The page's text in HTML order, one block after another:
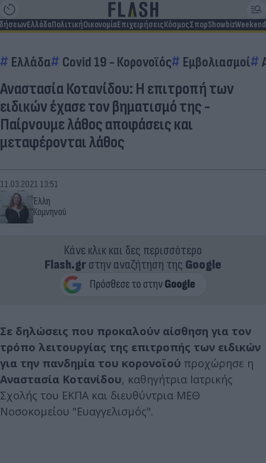
ΕλλάδαΠολιτικήΟικονομίαΕπιχειρήσειςΚόσμοςΣπορShowbizWeekend
Ελλάδα Covid 19 - Κορονοϊός Εμβολιασμοί
Αναστασία Κοτανίδου: Η επιτροπή των
ειδικών έχασε τον βηματισμό της -
Παίρνουμε λάθος αποφάσεις και
μεταφέρονται λάθος
Έλλη
Κομνηνού
11.03.2021 13:51
Κάνε κλικ και δες περισσότερο
Flash.grστην αναζήτηση της Google
Σε δηλώσεις που προκαλούν αίσθηση για τον
τρόπο λειτουργίας της επιτροπής των ειδικών
για την πανδημία του κορονοϊού προχώρησε η
Αναστασία Κοτανίδου, καθηγήτρια Ιατρικής
Σχολής του ΕΚΠΑ και διευθύντρια ΜΕΘ
Νοσοκομείου "Ευαγγελισμός".